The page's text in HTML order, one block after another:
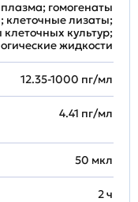
гомогенаты
клеточные лизаты;
культур;
жидкости
12.35-1000 пг/мл
4.41 пг/мл
50 мкл
2 ч